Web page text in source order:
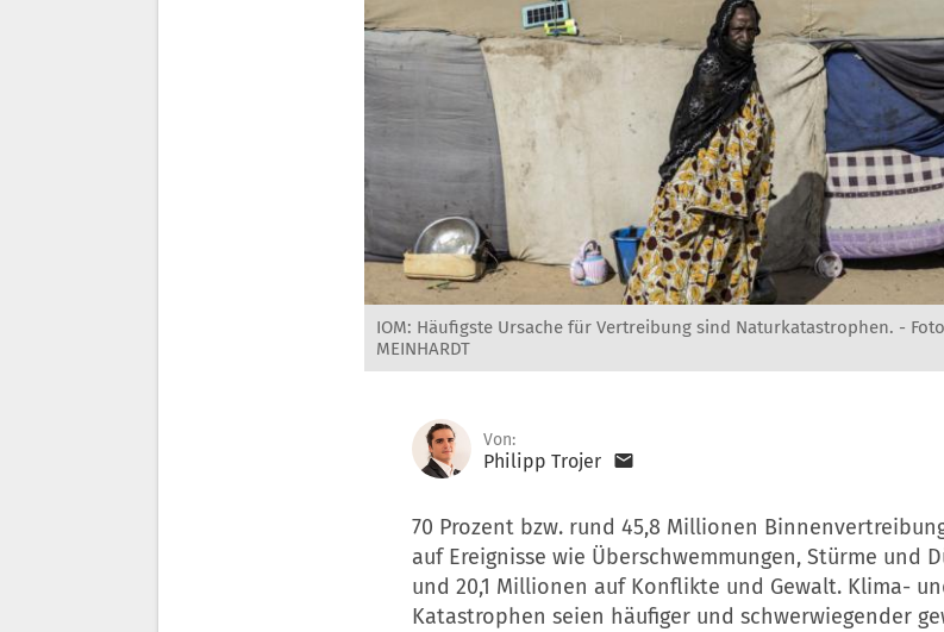
IOM: Häufigste Ursache für Vertreibung sind Naturkatastrophen. -
MEINHARDT
Von:
Philipp Trojer
70 Prozent bzw. rund 45,8 Millionen
auf Ereignisse wie Überschwemmungen, Stürme und
und 20,1 Millionen auf Konflikte und Gewalt. Klima-
Katastrophen seien häufiger und schwerwiegender